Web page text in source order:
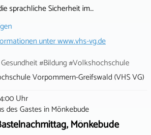
sprachliche Sicherheit im…
unterwww.vhs-vg.de
#Bildung #Volkshochschule
Vorpommern-Greifswald (VHS VG)
Uhr
des Gastes inMönkebude
Mönkebude